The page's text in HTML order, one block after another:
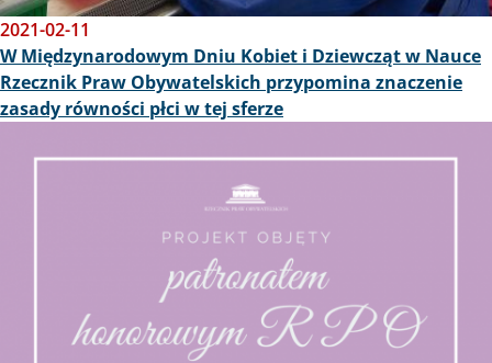
2021-02-11
W Międzynarodowym Dniu Kobiet i Dziewcząt w Nauce
Rzecznik Praw Obywatelskich przypomina znaczenie
zasady równości płci w tej sferze